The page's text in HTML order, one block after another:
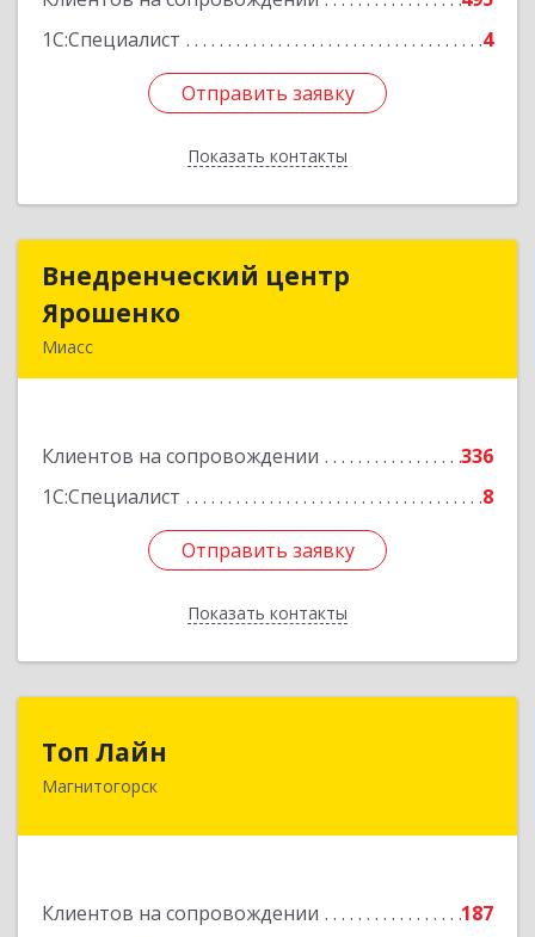
1С:Специалист
4
Отправить заявку
Показать контакты
Отправить заявку
Назад
Внедренческий центр
Ярошенко
Миасс
Клиентов на сопровождении
336
1С:Специалист
8
Отправить заявку
Показать контакты
Внедренческий центр
Подробнее
Отправить заявку
Назад
Топ Лайн
Магнитогорск
Клиентов на сопровождении
187
454000, Челябинская обл, Магнитогорск г,